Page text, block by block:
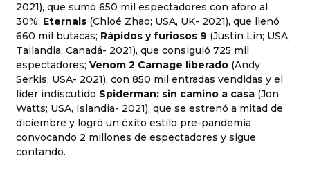
2021), que sumó 650 mil espectadores con aforo al
30%; Eternals (Chloé Zhao; USA, UK- 2021), que llenó
660 mil butacas; Rápidos y furiosos 9 (Justin Lin; USA,
Tailandia, Canadá- 2021), que consiguió 725 mil
espectadores; Venom 2 Carnage liberado (Andy
Serkis; USA- 2021), con 850 mil entradas vendidas y el
líder indiscutido Spiderman: sin camino a casa (Jon
Watts; USA, Islandia- 2021), que se estrenó a mitad de
diciembre y logró un éxito estilo pre-pandemia
convocando 2 millones de espectadores y sigue
contando.